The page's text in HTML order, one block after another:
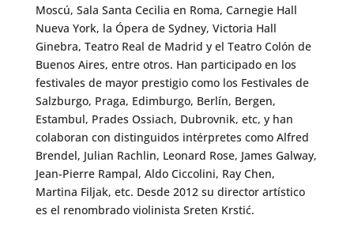
Moscú, Sala Santa Cecilia en Roma, Carnegie Hall
Nueva York, la Ópera de Sydney, Victoria Hall
Ginebra, Teatro Real de Madrid y el Teatro Colón de
Buenos Aires, entre otros. Han participado en los
festivales de mayor prestigio como los Festivales de
Salzburgo, Praga, Edimburgo, Berlín, Bergen,
Estambul, Prades Ossiach, Dubrovnik, etc, y han
colaboran con distinguidos intérpretes como Alfred
Brendel, Julian Rachlin, Leonard Rose, James Galway,
Jean-Pierre Rampal, Aldo Ciccolini, Ray Chen,
Martina Filjak, etc. Desde 2012 su director artístico
es el renombrado violinista Sreten Krstić.